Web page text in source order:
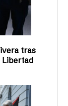
tras